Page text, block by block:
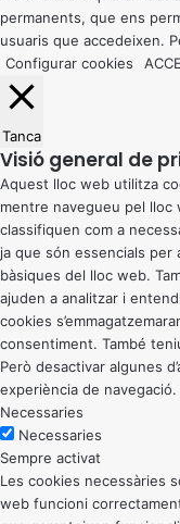
permanents, que ens
usuaris que accedeixen.
Configurar cookies
Tanca
Visió general de
Aquest lloc web utilitza
mentre navegueu pel lloc
classifiquen com a
ja que són essencials
bàsiques del lloc web.
ajuden a analitzar i
cookies
consentiment. També
Però desactivar algunes
experiència de navegació.
Necessaries
Necessaries
Sempre activat
Les cookies necessàries
web funcioni